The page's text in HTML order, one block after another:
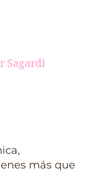
Sagardi
más que